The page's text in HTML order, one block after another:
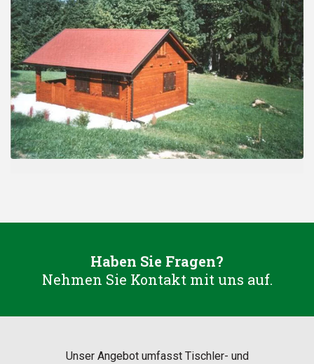
Haben Sie Fragen?
Nehmen Sie Kontakt mit uns auf.
Unser Angebot umfasst Tischler- und